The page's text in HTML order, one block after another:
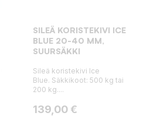
SILEÄ KORISTEKIVI ICE
BLUE 20-40 MM,
SUURSÄKKI
Sileä koristekivi Ice
Blue. Säkkikoot: 500 kg tai
200 kg....
Hinta
139,00 €